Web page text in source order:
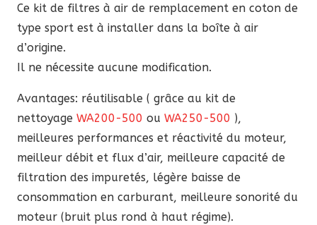
pour
BMW
Ce kit de filtres à air de remplacement en coton de
type sport est à installer dans la boîte à air
d’origine.
Il ne nécessite aucune modification.
Avantages: réutilisable ( grâce au kit de
nettoyage WA200-500 ou WA250-500 ),
meilleures performances et réactivité du moteur,
meilleur débit et flux d’air, meilleure capacité de
filtration des impuretés, légère baisse de
consommation en carburant, meilleure sonorité du
moteur (bruit plus rond à haut régime).